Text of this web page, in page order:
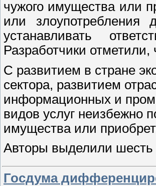
чужого имущества или
или злоупотребления
устанавливать
Разработчики
С развитием в стране
сектора, развитием
информационных и
видов услуг неизбежно
имущества или
Авторы выделили
Госдума